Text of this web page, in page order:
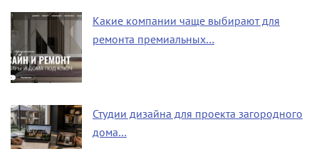
Какие компании чаще выбирают для
ремонта премиальных…
Студии дизайна для проекта загородного
дома…